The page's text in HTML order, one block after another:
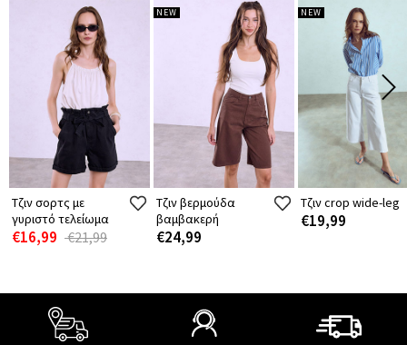
Τζιν σορτς με
γυριστό τελείωμα
€16,99 €21,99
NEW
Τζιν βερμούδα
βαμβακερή
€24,99
NEW
Τζιν crop wide-leg
€19,99